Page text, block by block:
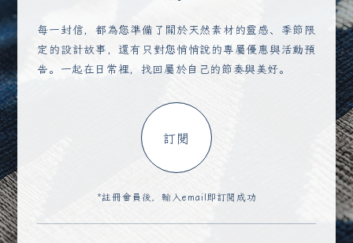
每一封信，都為您準備了關於天然素材的靈感、季節限
定的設計故事，還有只對您悄悄說的專屬優惠與活動預
告。一起在日常裡，找回屬於自己的節奏與美好。
訂閱
*註冊會員後，輸入email即訂閱成功